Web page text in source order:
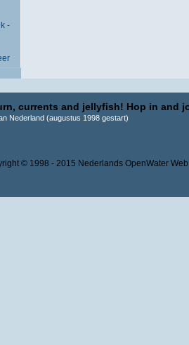
-
currents and jellyfish! Hop in and
Nederland (augustus 1998 gestart)
© 1998 - 2015 Nederlands OpenWater